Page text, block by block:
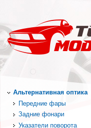
Альтернативная оптика
Передние фары
Задние фонари
Указатели поворота